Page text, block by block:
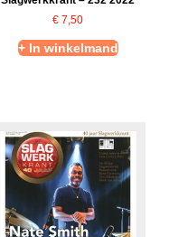
€ 7,50
+ In winkelmand